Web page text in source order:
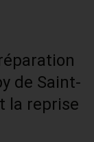
de Saint-
la reprise